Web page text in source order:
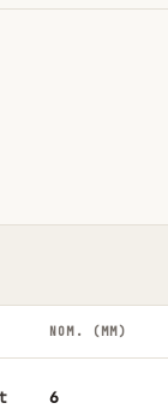
NOM. (MM)
6